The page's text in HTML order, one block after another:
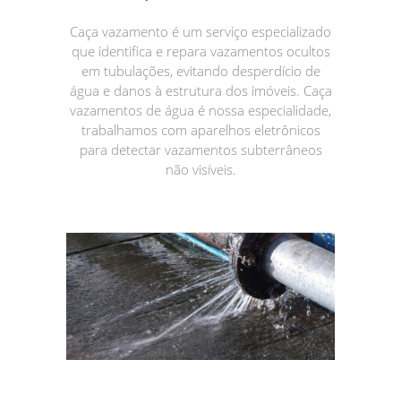
Caça vazamento é um serviço especializado
que identifica e repara vazamentos ocultos
em tubulações, evitando desperdício de
água e danos à estrutura dos imóveis. Caça
vazamentos de água é nossa especialidade,
trabalhamos com aparelhos eletrônicos
para detectar vazamentos subterrâneos
não visíveis.